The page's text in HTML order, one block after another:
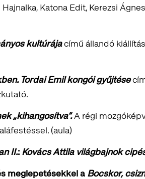
Katona Edit, Kerezsi
kultúrájacímű állandó
Tordai Emil kongói gyűjtése
„kihangosítva”.A régi
(aula)
II.: Kovács Attila világbajnok
meglepetésekkel a Bocskor,